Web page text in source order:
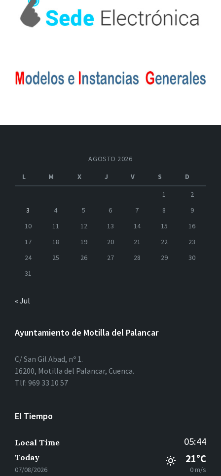
AGOSTO 2026
L
M X J V S
D
1
2
3
4 5 6 7 8
9
10
11 12 13 14 15
16
17
18 19 20 21 22
23
24
25 26 27 28 29
30
31
« Jul
Ayuntamiento de Motilla del Palancar
C/ San Gil Abad, nº 1.
16200, Motilla del Palancar, Cuenca.
Tlf: 969 33 10 57
El Tiempo
Local Time 05:44
Today
07/08/2026
21°C
0 m/s